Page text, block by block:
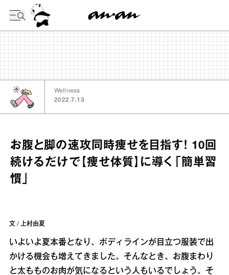
Wellness
2022.7.13
お腹と脚の速攻同時痩せを目指す！ 10回
続けるだけで【痩せ体質】に導く「簡単習
慣」
文 / 上村由夏
いよいよ夏本番となり、ボディラインが目立つ服装で出
かける機会も増えてきました。そんなとき、お腹まわり
と太もものお肉が気になるという人もいるでしょう。そ